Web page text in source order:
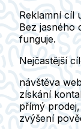
Reklamní cíl
Bez jasného
funguje.
Nejčastější
návštěva
získání
přímý prodej,
zvýšení